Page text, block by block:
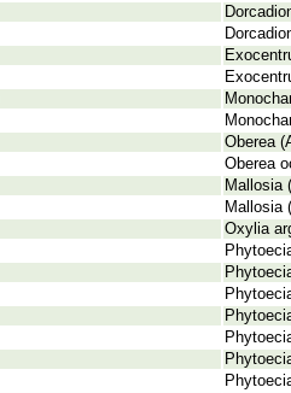
Oberea
Oberea
Mallosia
Mallosia
Oxylia